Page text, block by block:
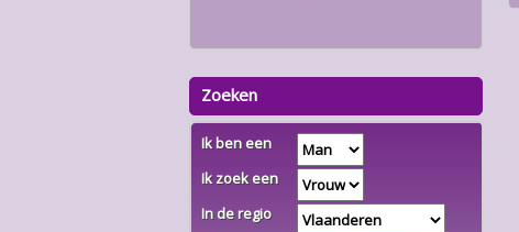
Zoeken
Ik ben een
Ik zoek een
In de regio